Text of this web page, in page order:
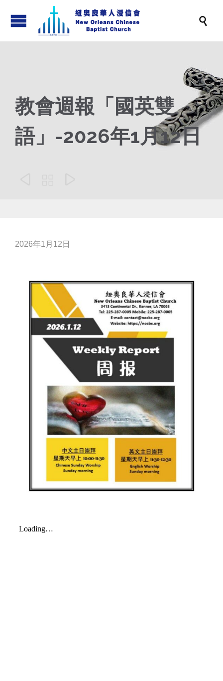

教會週報「國英雙
語」-2026年1月12日
2026年1月12日